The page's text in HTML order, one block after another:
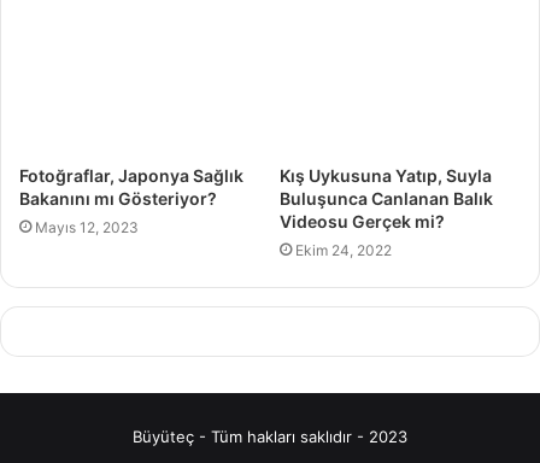
Fotoğraflar, Japonya Sağlık
Bakanını mı Gösteriyor?
Mayıs 12, 2023
Kış Uykusuna Yatıp, Suyla
Buluşunca Canlanan Balık
Videosu Gerçek mi?
Ekim 24, 2022
Büyüteç - Tüm hakları saklıdır - 2023